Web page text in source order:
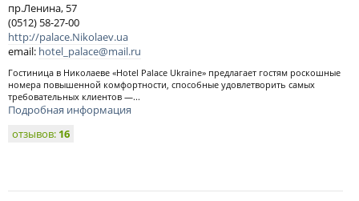
пр.Ленина, 57
(0512) 58-27-00
http://palace.Nikolaev.ua
email: hotel_palace@mail.ru
Гостиница в Николаеве «Hotel Palace Ukraine» предлагает гостям роскошные
номера повышенной комфортности, способные удовлетворить самых
требовательных клиентов —...
Подробная информация
отзывов: 16